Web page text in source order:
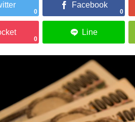
0 0
0